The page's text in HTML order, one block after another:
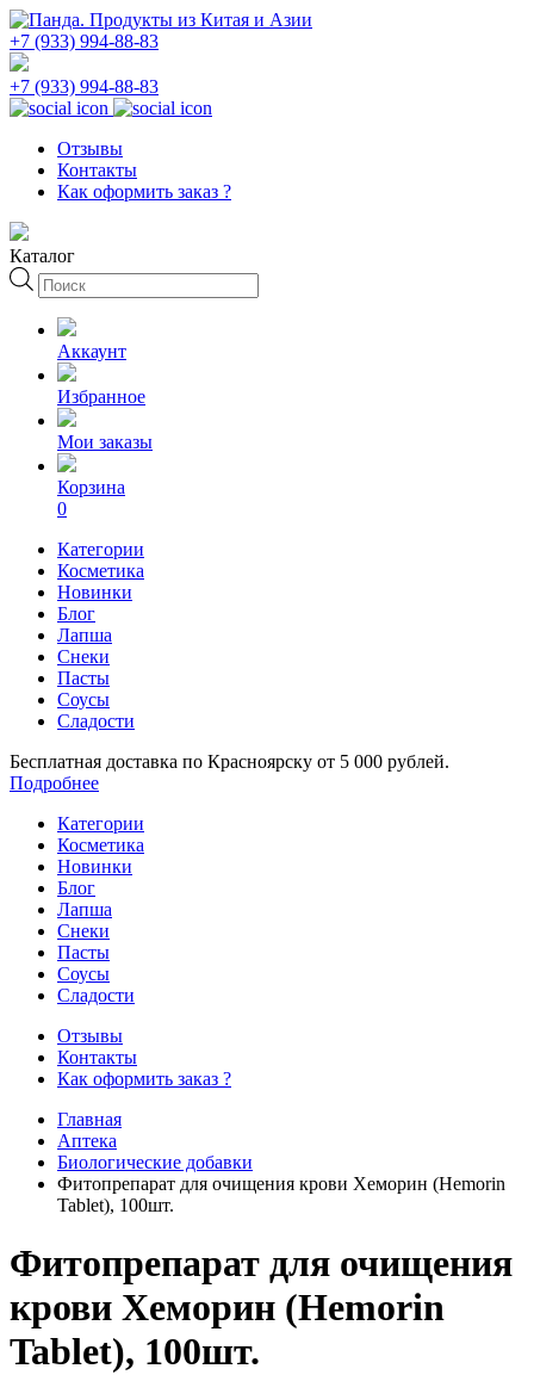
+7 (933) 994-88-83
+7 (933) 994-88-83
Отзывы
Контакты
Как оформить заказ ?
Каталог
Поиск
товаров
Аккаунт
Избранное
Мои заказы
Корзина
0
Категории
Косметика
Новинки
Блог
Лапша
Снеки
Пасты
Соусы
Сладости
Бесплатная доставка по Красноярску от 5 000 рублей.
Подробнее
Категории
Косметика
Новинки
Блог
Лапша
Снеки
Пасты
Соусы
Сладости
Отзывы
Контакты
Как оформить заказ ?
Главная
Аптека
Биологические добавки
Фитопрепарат для очищения крови Хеморин (Hemorin
Tablet), 100шт.
Фитопрепарат для очищения
крови Хеморин (Hemorin
Tablet), 100шт.